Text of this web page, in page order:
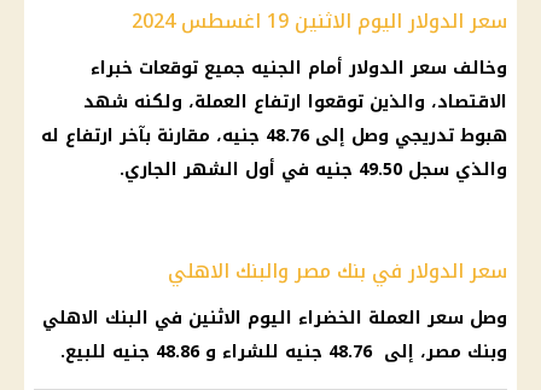
سعر الدولار اليوم الاثنين 19 اغسطس 2024
وخالف سعر الدولار أمام الجنيه جميع توقعات خبراء
الاقتصاد، والذين توقعوا ارتفاع العملة، ولكنه شهد
هبوط تدريجي وصل إلى 48.76 جنيه، مقارنة بآخر ارتفاع له
والذي سجل 49.50 جنيه في أول الشهر الجاري.
سعر الدولار في بنك مصر والبنك الاهلي
وصل سعر العملة الخضراء اليوم الاثنين في البنك الاهلي
وبنك مصر، إلى 48.76 جنيه للشراء و 48.86 جنيه للبيع.